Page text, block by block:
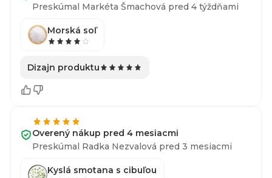
Preskúmal Markéta Šmachová pred 4 týždňami
Morská soľ
Dizajn produktu
Overený nákup pred 4 mesiacmi
Preskúmal Radka Nezvalová pred 3 mesiacmi
Kyslá smotana s cibuľou